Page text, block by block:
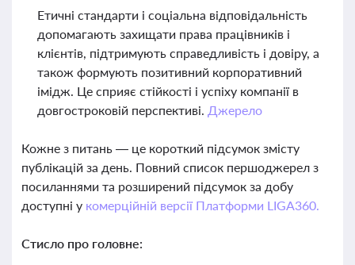
Етичні стандарти і соціальна відповідальність
допомагають захищати права працівників і
клієнтів, підтримують справедливість і довіру, а
також формують позитивний корпоративний
імідж. Це сприяє стійкості і успіху компанії в
довгостроковій перспективі. Джерело
Кожне з питань — це короткий підсумок змісту
публікацій за день. Повний список першоджерел з
посиланнями та розширений підсумок за добу
доступні у комерційній версії Платформи LIGA360.
Стисло про головне: